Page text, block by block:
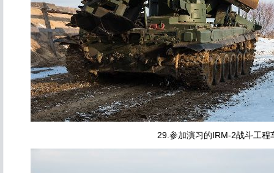
29.参加演习的IRM-2战斗工程